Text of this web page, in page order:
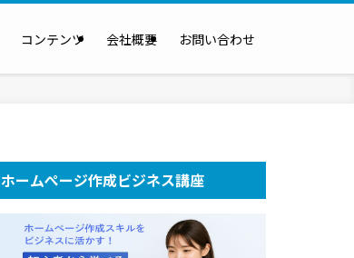
コンテンツ 会社概要 お問い合わせ
ホームぺージ作成ビジネス講座